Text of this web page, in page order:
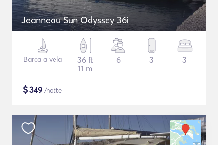
Jeanneau Sun Odyssey 36i
Barca a vela
36 ft
11 m
6 3 3
$349 /notte